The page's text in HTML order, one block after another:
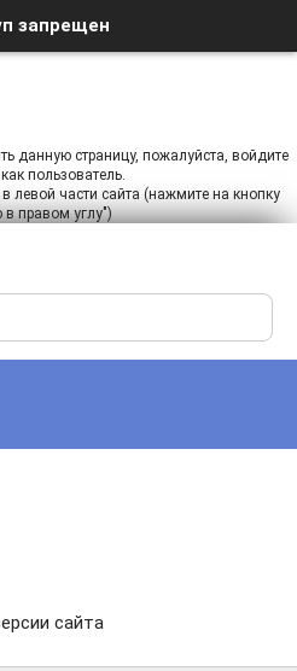
запрещен
данную страницу, пожалуйста, войдите
пользователь.
левой части сайта (нажмите на кнопку
правом углу")
сайта